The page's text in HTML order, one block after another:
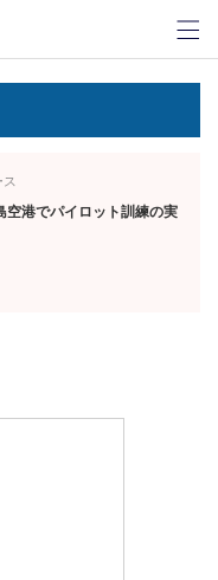
空港でパイロット訓練の実